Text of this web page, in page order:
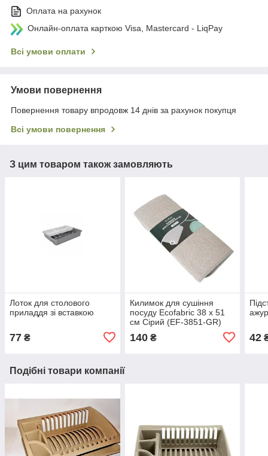
Оплата на рахунок
Онлайн-оплата карткою Visa, Mastercard - LiqPay
Всі умови оплати
Умови повернення
Повернення товару впродовж 14 днів за рахунок покупця
Всі умови повернення
З цим товаром також замовляють
Лоток для столового
приладдя зі вставкою
77 ₴
Килимок для сушіння
посуду Ecofabric 38 х 51
см Сірий (EF-3851-GR)
140₴ 42
Подібні товари компанії